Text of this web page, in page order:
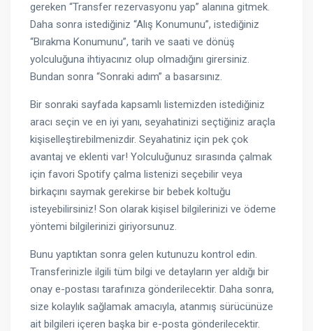
gereken “Transfer rezervasyonu yap” alanına gitmek.
Daha sonra istediğiniz “Alış Konumunu”, istediğiniz
“Bırakma Konumunu”, tarih ve saati ve dönüş
yolculuğuna ihtiyacınız olup olmadığını girersiniz.
Bundan sonra “Sonraki adım” a basarsınız.
Bir sonraki sayfada kapsamlı listemizden istediğiniz
aracı seçin ve en iyi yanı, seyahatinizi seçtiğiniz araçla
kişiselleştirebilmenizdir. Seyahatiniz için pek çok
avantaj ve eklenti var! Yolculuğunuz sırasında çalmak
için favori Spotify çalma listenizi seçebilir veya
birkaçını saymak gerekirse bir bebek koltuğu
isteyebilirsiniz! Son olarak kişisel bilgilerinizi ve ödeme
yöntemi bilgilerinizi giriyorsunuz.
Bunu yaptıktan sonra gelen kutunuzu kontrol edin.
Transferinizle ilgili tüm bilgi ve detayların yer aldığı bir
onay e-postası tarafınıza gönderilecektir. Daha sonra,
size kolaylık sağlamak amacıyla, atanmış sürücünüze
ait bilgileri içeren başka bir e-posta gönderilecektir.